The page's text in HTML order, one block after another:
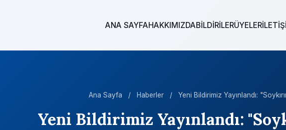
ANA SAYFAHAKKIMIZDABİLDİRİLERÜYELER
Ana Sayfa / Haberler / Yeni Bildirimiz Yayınlandı:
Yeni Bildirimiz Yayınlandı: